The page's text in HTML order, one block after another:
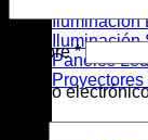
Iluminación
Iluminación
Paneles Led
Nombre*
Correo